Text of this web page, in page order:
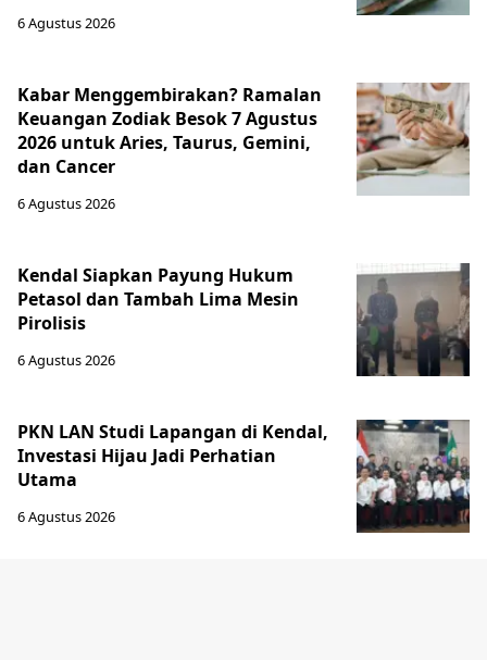
6 Agustus 2026
Kabar Menggembirakan? Ramalan
Keuangan Zodiak Besok 7 Agustus
2026 untuk Aries, Taurus, Gemini,
dan Cancer
6 Agustus 2026
Kendal Siapkan Payung Hukum
Petasol dan Tambah Lima Mesin
Pirolisis
6 Agustus 2026
PKN LAN Studi Lapangan di Kendal,
Investasi Hijau Jadi Perhatian
Utama
6 Agustus 2026